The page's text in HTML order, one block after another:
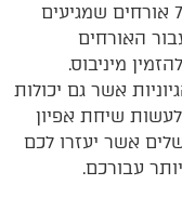
ממקומות רחוקים, לדוגמא נוכל לראות 7 אורחים שמגיעים
לכן עבור האורחים
מיניבוס.
אשר גם יכולות
שיחת אפיון
אשר יעזרו לכם
עבורכם.